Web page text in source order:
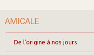
AMICALE
De l'origine à nos jours